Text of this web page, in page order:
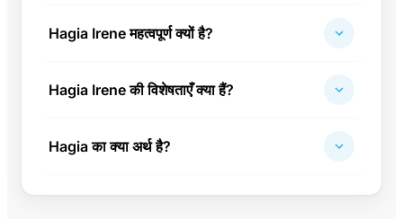
Hagia Irene महत्वपूर्ण क्यों है?
Hagia Irene की विशेषताएँ क्या हैं?
Hagia का क्या अर्थ है?